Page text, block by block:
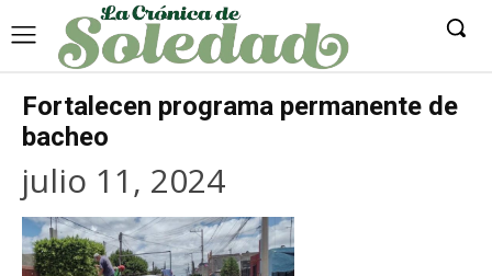
Fortalecen programa permanente de
bacheo
julio 11, 2024